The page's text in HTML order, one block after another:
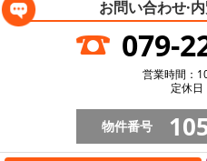
お問い合わせ·
079-
営業時間：
定休日
物件番号